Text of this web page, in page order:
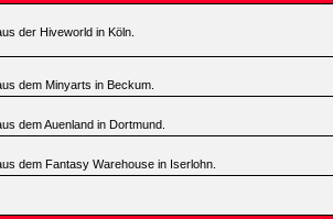
der Hiveworld in Köln.
dem Minyarts in Beckum.
dem Auenland in Dortmund.
dem Fantasy Warehouse in Iserlohn.